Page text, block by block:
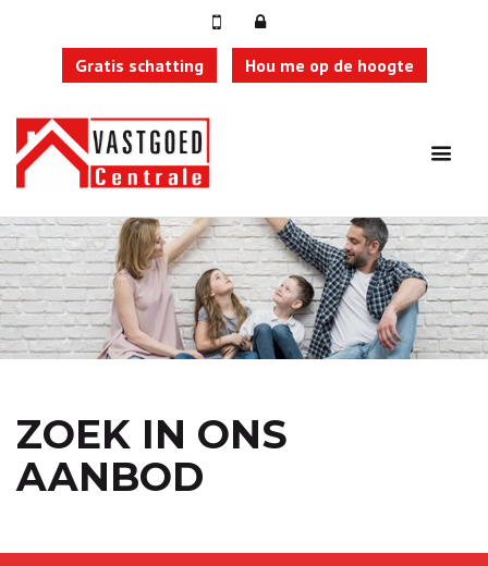
Gratis schatting Hou me op de hoogte
ZOEK IN ONS
AANBOD